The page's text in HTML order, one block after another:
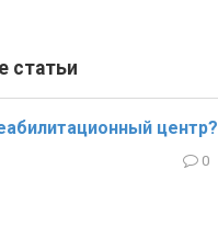
статьи
центр?
0